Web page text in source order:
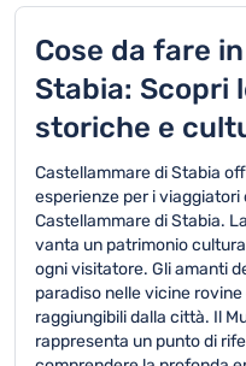
Cose da fare
Stabia: Scopri
storiche e
Castellammare di Stabia
esperienze per i
Castellammare di Stabia.
vanta un patrimonio
ogni visitatore. Gli amanti
paradiso nelle vicine
raggiungibili dalla città. Il
rappresenta un punto di